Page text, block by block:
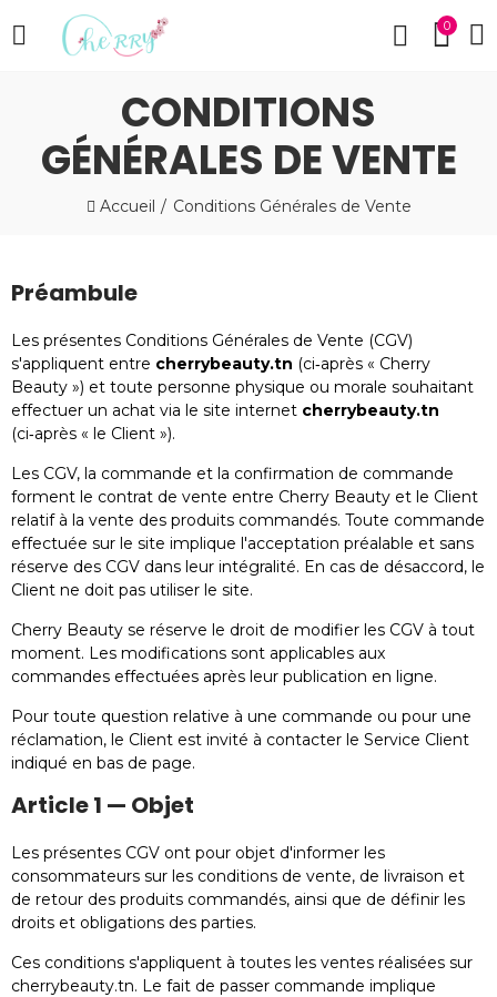
0
CONDITIONS
GÉNÉRALES DE VENTE
Accueil Conditions Générales de Vente
Préambule
Les présentes Conditions Générales de Vente (CGV)
s'appliquent entre cherrybeauty.tn (ci‑après « Cherry
Beauty ») et toute personne physique ou morale souhaitant
effectuer un achat via le site internet cherrybeauty.tn
(ci‑après « le Client »).
Les CGV, la commande et la confirmation de commande
forment le contrat de vente entre Cherry Beauty et le Client
relatif à la vente des produits commandés. Toute commande
effectuée sur le site implique l'acceptation préalable et sans
réserve des CGV dans leur intégralité. En cas de désaccord, le
Client ne doit pas utiliser le site.
Cherry Beauty se réserve le droit de modifier les CGV à tout
moment. Les modifications sont applicables aux
commandes effectuées après leur publication en ligne.
Pour toute question relative à une commande ou pour une
réclamation, le Client est invité à contacter le Service Client
indiqué en bas de page.
Article 1 — Objet
Les présentes CGV ont pour objet d'informer les
consommateurs sur les conditions de vente, de livraison et
de retour des produits commandés, ainsi que de définir les
droits et obligations des parties.
Ces conditions s'appliquent à toutes les ventes réalisées sur
cherrybeauty.tn. Le fait de passer commande implique